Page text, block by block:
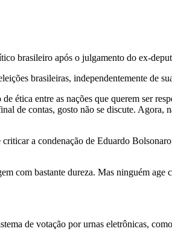
brasileiro após o julgamento do ex-
brasileiras, independentemente de
ética entre as nações que querem ser
de contas, gosto não se discute. Agora,
a condenação de Eduardo
com bastante dureza. Mas ninguém age
de votação por urnas eletrônicas,